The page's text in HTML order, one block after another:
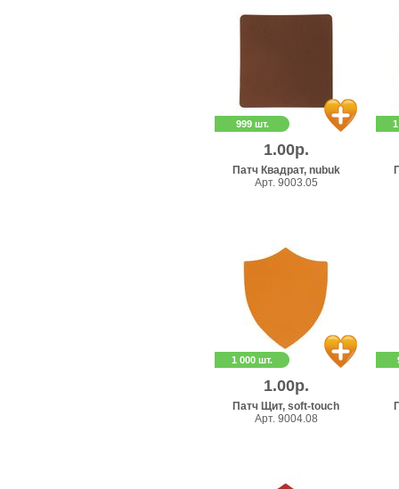
999 шт.
1.00р.
Патч Квадрат, nubuk
Арт. 9003.05
1 000 шт.
1.00р.
Патч Щит, soft-touch
Арт. 9004.08